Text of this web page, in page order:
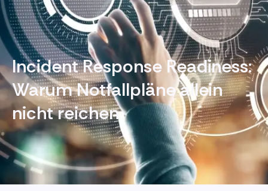
Incident Response Readiness:
Warum Notfallpläne allein
nicht reichen